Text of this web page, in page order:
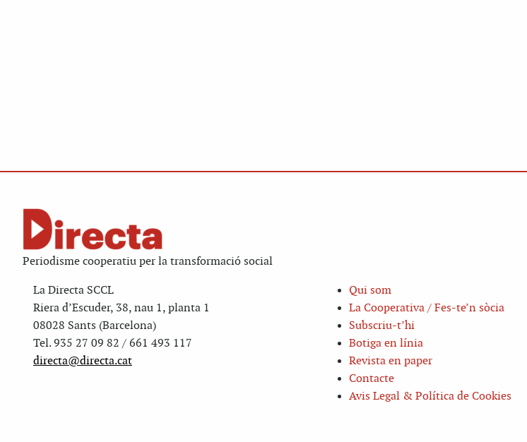
Periodisme cooperatiu per la transformació social
La Directa SCCL
Riera d’Escuder, 38, nau 1, planta 1
08028 Sants (Barcelona)
Tel. 935 27 09 82 / 661 493 117
directa@directa.cat
Qui som
La Cooperativa / Fes-te’n sòcia
Subscriu-t’hi
Botiga en línia
Revista en paper
Contacte
Avis Legal & Política de Cookies